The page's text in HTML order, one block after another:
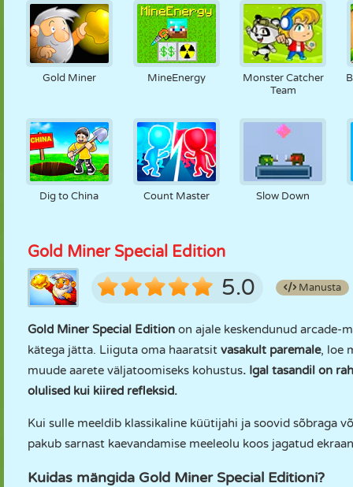
Gold Miner MineEnergy
Monster Catcher
Team
Dig to China Count Master Slow Down
Gold Miner Special Edition
5.0 Manusta
Gold Miner Special Edition on ajale keskendunud arcade-
kätega jätta. Liiguta oma haaratsit vasakult paremale, loe
muude aarete väljatoomiseks kohustus. Igal tasandil on
olulised kui kiired refleksid.
Kui sulle meeldib klassikaline küütijahi ja soovid sõbraga
pakub sarnast kaevandamise meeleolu koos jagatud
Kuidas mängida Gold Miner Special Editioni?